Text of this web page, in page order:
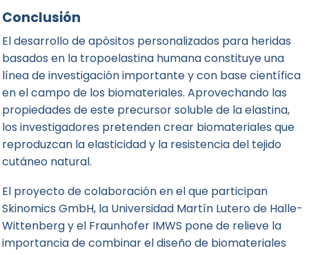
Conclusión
El desarrollo de apósitos personalizados para heridas
basados en la tropoelastina humana constituye una
línea de investigación importante y con base científica
en el campo de los biomateriales. Aprovechando las
propiedades de este precursor soluble de la elastina,
los investigadores pretenden crear biomateriales que
reproduzcan la elasticidad y la resistencia del tejido
cutáneo natural.
El proyecto de colaboración en el que participan
Skinomics GmbH, la Universidad Martín Lutero de Halle-
Wittenberg y el Fraunhofer IMWS pone de relieve la
importancia de combinar el diseño de biomateriales